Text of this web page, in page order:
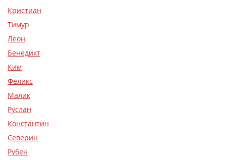
Кристиан
Тимур
Леон
Бенедикт
Ким
Феликс
Малик
Руслан
Константин
Северин
Рубен